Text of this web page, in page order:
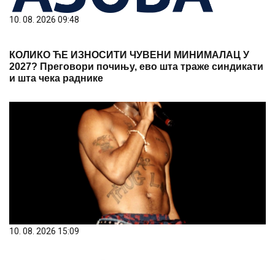
10. 08. 2026 09:48
КОЛИКО ЋЕ ИЗНОСИТИ ЧУВЕНИ МИНИМАЛАЦ У
2027? Преговори почињу, ево шта траже синдикати
и шта чека раднике
10. 08. 2026 15:09